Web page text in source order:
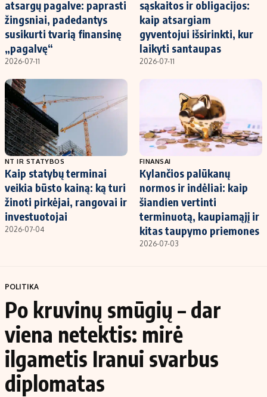
atsargų pagalve: paprasti
žingsniai, padedantys
susikurti tvarią finansinę
„pagalvę“
2026-07-11
sąskaitos ir obligacijos:
kaip atsargiam
gyventojui išsirinkti, kur
laikyti santaupas
2026-07-11
NT IR STATYBOS
Kaip statybų terminai
veikia būsto kainą: ką turi
žinoti pirkėjai, rangovai ir
investuotojai
2026-07-04
FINANSAI
Kylančios palūkanų
normos ir indėliai: kaip
šiandien vertinti
terminuotą, kaupiamąjį ir
kitas taupymo priemones
2026-07-03
POLITIKA
Po kruvinų smūgių – dar
viena netektis: mirė
ilgametis Iranui svarbus
diplomatas